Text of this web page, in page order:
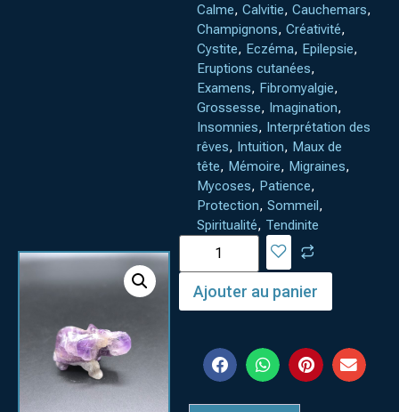
Calme, Calvitie, Cauchemars,
Champignons, Créativité,
Cystite, Eczéma, Epilepsie,
Eruptions cutanées,
Examens, Fibromyalgie,
Grossesse, Imagination,
Insomnies, Interprétation des
rêves, Intuition, Maux de
tête, Mémoire, Migraines,
Mycoses, Patience,
Protection, Sommeil,
Spiritualité, Tendinite
Ajouter au panier